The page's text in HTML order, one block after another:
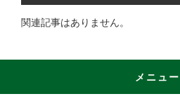
関連記事はありません。
メニュー